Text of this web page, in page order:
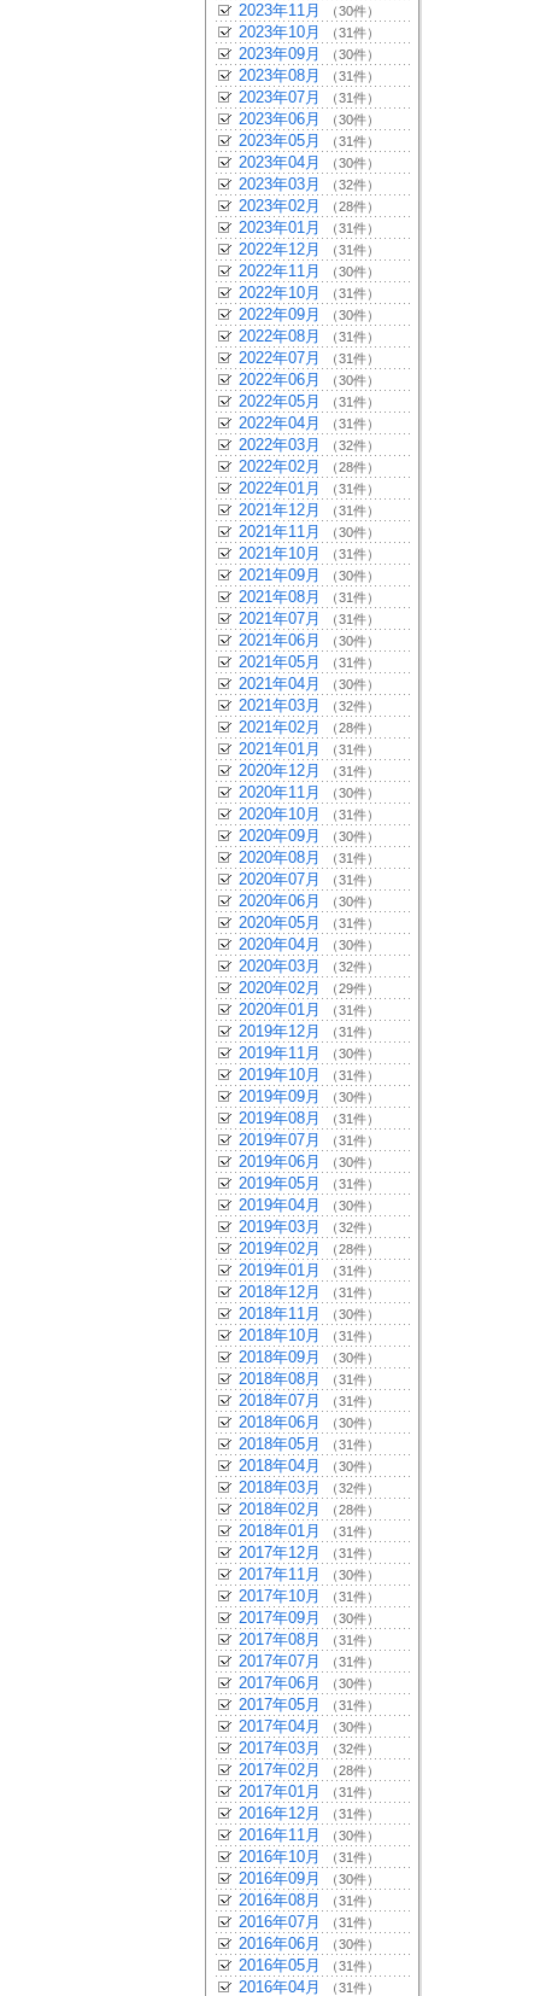
2023年11月 （30件）
2023年10月 （31件）
2023年09月 （30件）
2023年08月 （31件）
2023年07月 （31件）
2023年06月 （30件）
2023年05月 （31件）
2023年04月 （30件）
2023年03月 （32件）
2023年02月 （28件）
2023年01月 （31件）
2022年12月 （31件）
2022年11月 （30件）
2022年10月 （31件）
2022年09月 （30件）
2022年08月 （31件）
2022年07月 （31件）
2022年06月 （30件）
2022年05月 （31件）
2022年04月 （31件）
2022年03月 （32件）
2022年02月 （28件）
2022年01月 （31件）
2021年12月 （31件）
2021年11月 （30件）
2021年10月 （31件）
2021年09月 （30件）
2021年08月 （31件）
2021年07月 （31件）
2021年06月 （30件）
2021年05月 （31件）
2021年04月 （30件）
2021年03月 （32件）
2021年02月 （28件）
2021年01月 （31件）
2020年12月 （31件）
2020年11月 （30件）
2020年10月 （31件）
2020年09月 （30件）
2020年08月 （31件）
2020年07月 （31件）
2020年06月 （30件）
2020年05月 （31件）
2020年04月 （30件）
2020年03月 （32件）
2020年02月 （29件）
2020年01月 （31件）
2019年12月 （31件）
2019年11月 （30件）
2019年10月 （31件）
2019年09月 （30件）
2019年08月 （31件）
2019年07月 （31件）
2019年06月 （30件）
2019年05月 （31件）
2019年04月 （30件）
2019年03月 （32件）
2019年02月 （28件）
2019年01月 （31件）
2018年12月 （31件）
2018年11月 （30件）
2018年10月 （31件）
2018年09月 （30件）
2018年08月 （31件）
2018年07月 （31件）
2018年06月 （30件）
2018年05月 （31件）
2018年04月 （30件）
2018年03月 （32件）
2018年02月 （28件）
2018年01月 （31件）
2017年12月 （31件）
2017年11月 （30件）
2017年10月 （31件）
2017年09月 （30件）
2017年08月 （31件）
2017年07月 （31件）
2017年06月 （30件）
2017年05月 （31件）
2017年04月 （30件）
2017年03月 （32件）
2017年02月 （28件）
2017年01月 （31件）
2016年12月 （31件）
2016年11月 （30件）
2016年10月 （31件）
2016年09月 （30件）
2016年08月 （31件）
2016年07月 （31件）
2016年06月 （30件）
2016年05月 （31件）
2016年04月 （31件）